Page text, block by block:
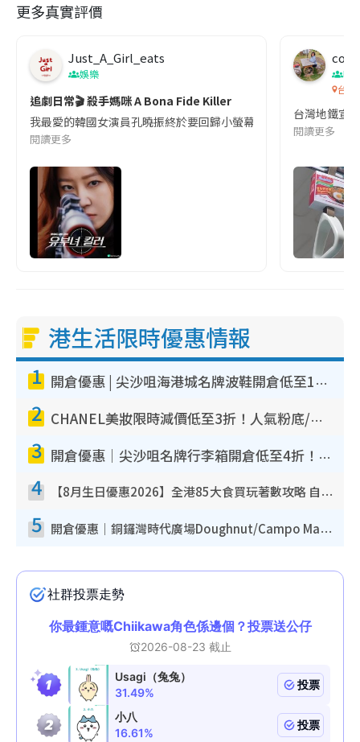
更多真實評價
Just_A_Girl_eats
娛樂
追劇日常🎬 殺手媽咪 A Bona Fide Killer
我最愛的韓國女演員孔曉振終於要回歸小螢幕啦!這次的劇本改編
閱讀更多
co
吹
台灣
台灣地鐵宣
閱讀更多
港生活限時優惠情報
1 開倉優惠 | 尖沙咀海港城名牌波鞋開倉低至1折！On鞋$899起／Joy&Peace鞋履$98起
2 CHANEL美妝限時減價低至3折！人氣粉底/唇膏/精華液低至$275！COCO香水都有平
3 開倉優惠｜尖沙咀名牌行李箱開倉低至4折！一連5日 American Tourister/ace./Hallmark $200起！
4 【8月生日優惠2026】全港85大食買玩著數攻略 自助餐/火鍋放題同行免費＋誠品/DONKI送現金券
5 開倉優惠｜銅鑼灣時代廣場Doughnut/Campo Marzio開倉低至1折！背囊、書包、手袋劈價$200起